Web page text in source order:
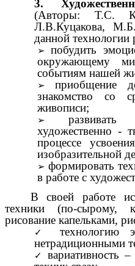
3.
(Авторы: Т.С.
Л.В.Куцакова,
данной технологии
побудить
окружающему
событиям нашей
приобщение
знакомство со
живописи;
художественно -
процессе
изобразительной
формировать
в работе с
В своей работе
техники (по-сырому,
рисование капельками,
технологию
нетрадиционными
вариативность –